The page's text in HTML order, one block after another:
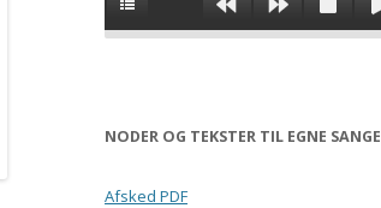
NODER OG TEKSTER TIL EGNE SANGE
Afsked PDF